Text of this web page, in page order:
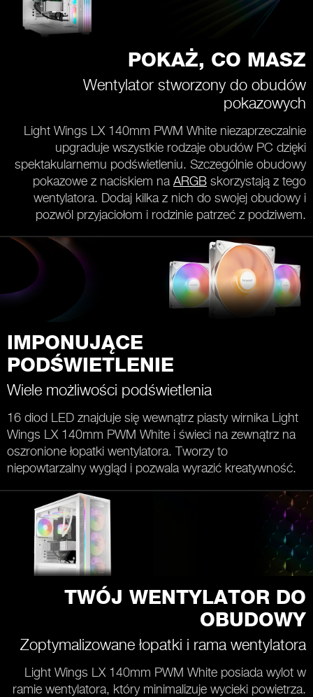
POKAŻ, CO MASZ
Wentylator stworzony do obudów
pokazowych
Light Wings LX 140mm PWM White niezaprzeczalnie
upgraduje wszystkie rodzaje obudów PC dzięki
spektakularnemu podświetleniu. Szczególnie obudowy
pokazowe z naciskiem naARGB skorzystają z tego
wentylatora. Dodaj kilka z nich do swojej obudowy i
pozwól przyjaciołom i rodzinie patrzeć z podziwem.
IMPONUJĄCE
PODŚWIETLENIE
Wiele możliwości podświetlenia
16 diod LED znajduje się wewnątrz piasty wirnika Light
Wings LX 140mm PWM White i świeci na zewnątrz na
oszronione łopatki wentylatora. Tworzy to
niepowtarzalny wygląd i pozwala wyrazić kreatywność.
TWÓJ WENTYLATOR DO
OBUDOWY
Zoptymalizowane łopatki i rama wentylatora
Light Wings LX 140mm PWM White posiada wylot w
ramie wentylatora, który minimalizuje wycieki powietrza.